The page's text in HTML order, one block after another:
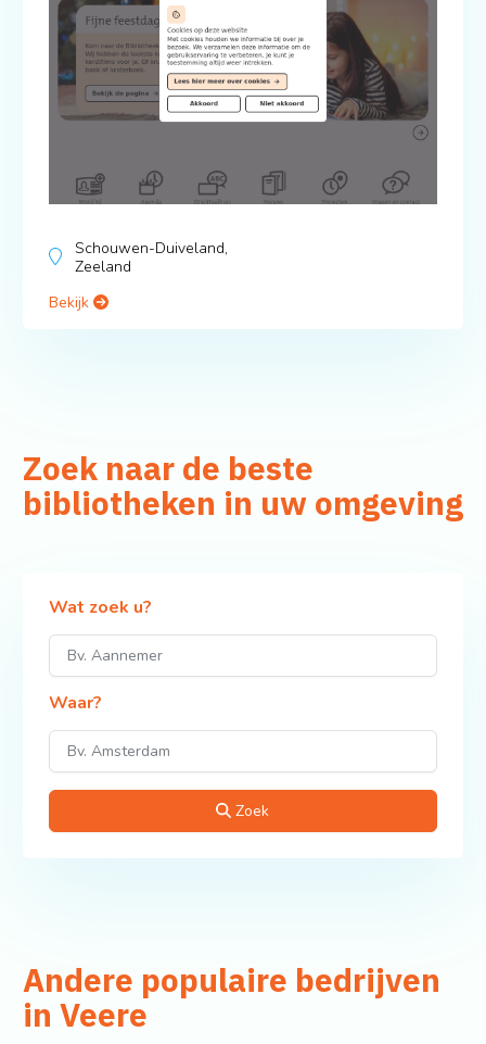
Schouwen-Duiveland,
Zeeland
Bekijk
Zoek naar de beste
bibliotheken in uw omgeving
Wat zoek u?
Waar?
Zoek
Andere populaire bedrijven
in Veere